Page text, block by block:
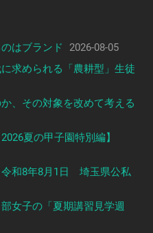
はブランド
2026-08-05
求められる「農耕型」生徒
、その対象を改めて考える
夏の甲子園特別編】
和8年8月1日 埼玉県公私
女子の「夏期講習見学週